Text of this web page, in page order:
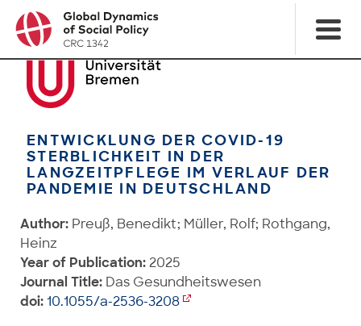
ENTWICKLUNG DER COVID-19
STERBLICHKEIT IN DER
LANGZEITPFLEGE IM VERLAUF DER
PANDEMIE IN DEUTSCHLAND
Author: Preuß, Benedikt; Müller, Rolf; Rothgang,
Heinz
Year of Publication: 2025
Journal Title: Das Gesundheitswesen
doi:10.1055/a-2536-3208